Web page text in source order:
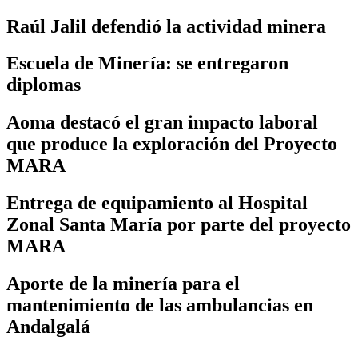
Raúl Jalil defendió la actividad minera
Escuela de Minería: se entregaron
diplomas
Aoma destacó el gran impacto laboral
que produce la exploración del Proyecto
MARA
Entrega de equipamiento al Hospital
Zonal Santa María por parte del proyecto
MARA
Aporte de la minería para el
mantenimiento de las ambulancias en
Andalgalá